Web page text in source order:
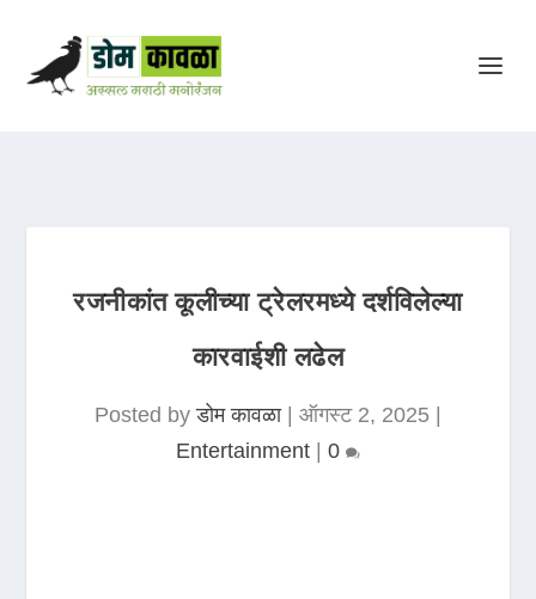
रजनीकांत कूलीच्या ट्रेलरमध्ये दर्शविलेल्या
कारवाईशी लढेल
Posted byडोम कावळा| ऑगस्ट 2, 2025
Entertainment
0